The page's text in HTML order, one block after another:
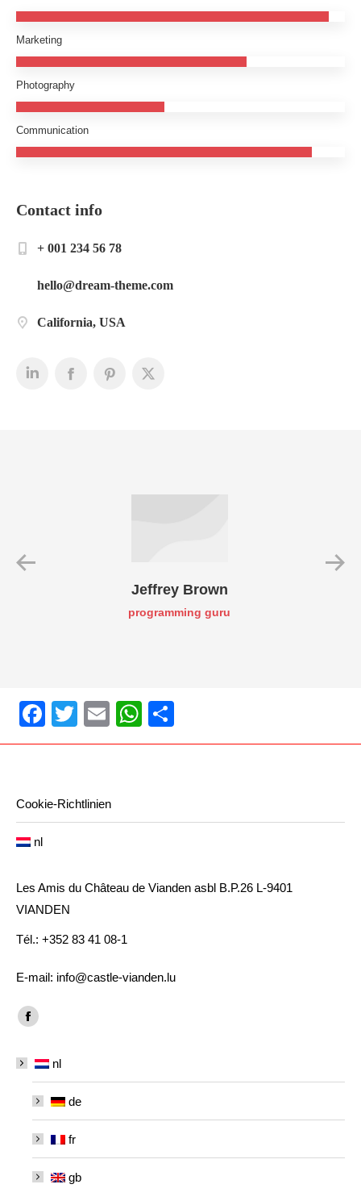
Marketing
Photography
Communication
Contact info
+ 001 234 56 78
hello@dream-theme.com
California, USA
Jeffrey Brown
programming guru
Facebook
Twitter
EmailWhatsApp
Cookie-Richtlinien
nl
Les Amis du Château de Vianden asbl B.P.26 L-9401
VIANDEN
Tél.: +352 83 41 08-1
E-mail: info@castle-vianden.lu
Vind ons op:
Facebook
opens
new
window
nl
de
fr
gb